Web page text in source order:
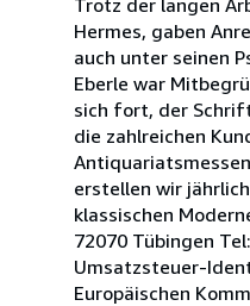
Hermes, gaben
auch unter seinen
Eberle war
sich fort, der
die zahlreichen
erstellen wir
klassischen
72070 Tübingen
Umsatzsteuer-
Europäischen